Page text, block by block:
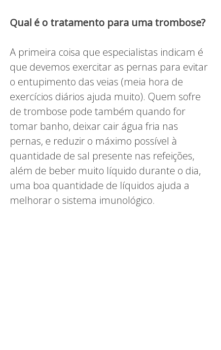
Qual é o tratamento para uma trombose?
A primeira coisa que especialistas indicam é
que devemos exercitar as pernas para evitar
o entupimento das veias (meia hora de
exercícios diários ajuda muito). Quem sofre
de trombose pode também quando for
tomar banho, deixar cair água fria nas
pernas, e reduzir o máximo possível à
quantidade de sal presente nas refeições,
além de beber muito líquido durante o dia,
uma boa quantidade de líquidos ajuda a
melhorar o sistema imunológico.